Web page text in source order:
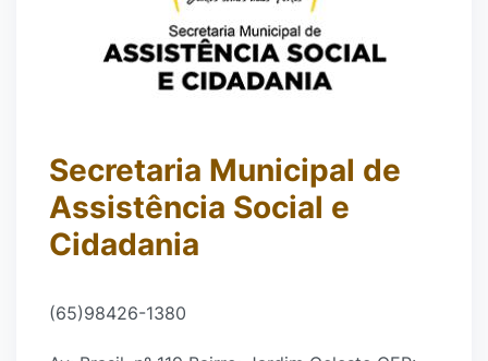
Secretaria Municipal de
Assistência Social e
Cidadania
(65)98426-1380